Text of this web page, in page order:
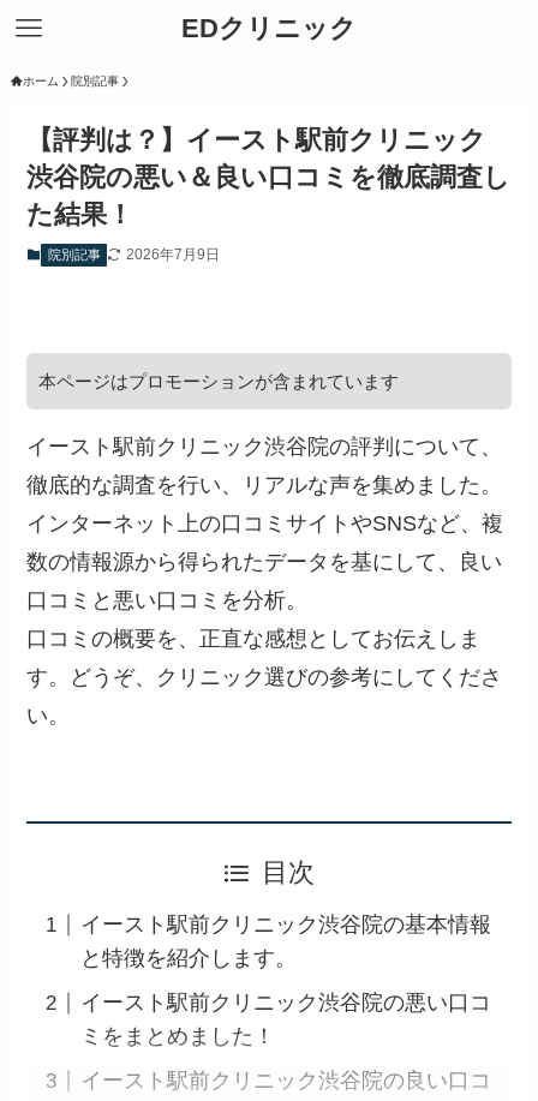
EDクリニック
ホーム 院別記事
【評判は？】イースト駅前クリニック
渋谷院の悪い＆良い口コミを徹底調査し
た結果！
院別記事 2026年7月9日
本ページはプロモーションが含まれています
イースト駅前クリニック渋谷院の評判について、
徹底的な調査を行い、リアルな声を集めました。
インターネット上の口コミサイトやSNSなど、複
数の情報源から得られたデータを基にして、良い
口コミと悪い口コミを分析。
口コミの概要を、正直な感想としてお伝えしま
す。どうぞ、クリニック選びの参考にしてくださ
い。
目次
イースト駅前クリニック渋谷院の基本情報
と特徴を紹介します。
イースト駅前クリニック渋谷院の悪い口コ
ミをまとめました！
イースト駅前クリニック渋谷院の良い口コ